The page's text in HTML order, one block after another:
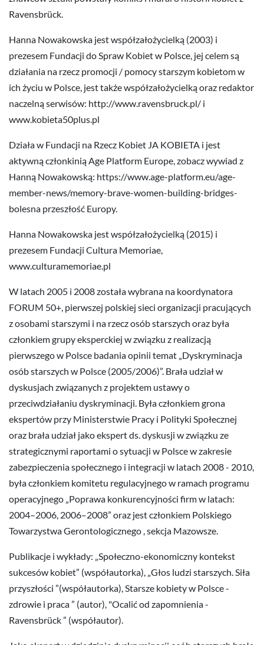
Ravensbrück.
Hanna Nowakowska jest współzałożycielką (2003) i
prezesem Fundacji do Spraw Kobiet w Polsce, jej celem są
działania na rzecz promocji / pomocy starszym kobietom w
ich życiu w Polsce, jest także współzałożycielką oraz redaktor
naczelną serwisów: http://www.ravensbruck.pl/ i
www.kobieta50plus.pl
Działa w Fundacji na Rzecz Kobiet JA KOBIETA i jest
aktywną członkinią Age Platform Europe, zobacz wywiad z
Hanną Nowakowską: https://www.age-platform.eu/age-
member-news/memory-brave-women-building-bridges-
bolesna przeszłość Europy.
Hanna Nowakowska jest współzałożycielką (2015) i
prezesem Fundacji Cultura Memoriae,
www.culturamemoriae.pl
W latach 2005 i 2008 została wybrana na koordynatora
FORUM 50+, pierwszej polskiej sieci organizacji pracujących
z osobami starszymi i na rzecz osób starszych oraz była
członkiem grupy eksperckiej w związku z realizacją
pierwszego w Polsce badania opinii temat „Dyskryminacja
osób starszych w Polsce (2005/2006)”. Brała udział w
dyskusjach związanych z projektem ustawy o
przeciwdziałaniu dyskryminacji. Była członkiem grona
ekspertów przy Ministerstwie Pracy i Polityki Społecznej
oraz brała udział jako ekspert ds. dyskusji w związku ze
strategicznymi raportami o sytuacji w Polsce w zakresie
zabezpieczenia społecznego i integracji w latach 2008 - 2010,
była członkiem komitetu regulacyjnego w ramach programu
operacyjnego „Poprawa konkurencyjności firm w latach:
2004–2006, 2006–2008” oraz jest członkiem Polskiego
Towarzystwa Gerontologicznego , sekcja Mazowsze.
Publikacje i wykłady: „Społeczno-ekonomiczny kontekst
sukcesów kobiet” (współautorka), „Głos ludzi starszych. Siła
przyszłości ”(współautorka), Starsze kobiety w Polsce -
zdrowie i praca ” (autor), "Ocalić od zapomnienia -
Ravensbrück ” (współautor).